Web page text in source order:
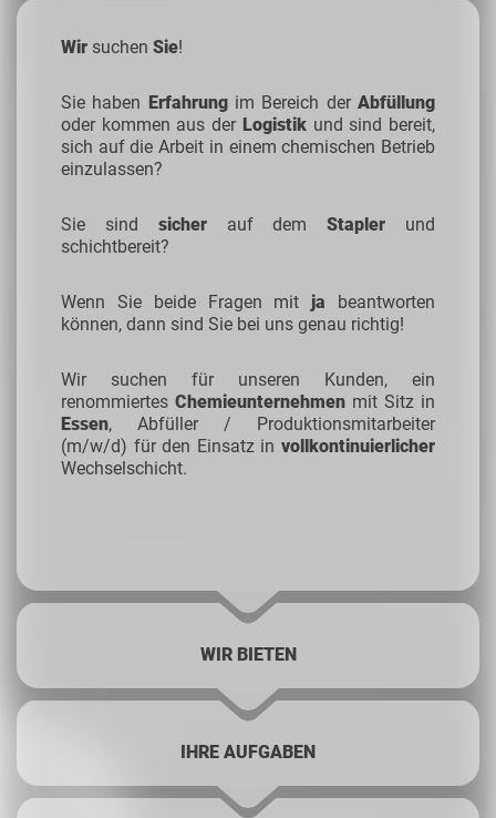
Wir suchen Sie!
Sie haben Erfahrung im Bereich derAbfüllung
oder kommen aus der Logistikund sind bereit,
sich auf die Arbeit in einem chemischen Betrieb
einzulassen?
Sie sind sicher auf demStapler und
schichtbereit?
Wenn Sie beide Fragen mitja beantworten
können, dann sind Sie bei uns genau richtig!
Wir suchen für unseren Kunden, ein
renommiertes Chemieunternehmen mit Sitz in
Essen, Abfüller / Produktionsmitarbeiter
(m/w/d) für den Einsatz in vollkontinuierlicher
Wechselschicht.
WIR BIETEN
IHRE AUFGABEN